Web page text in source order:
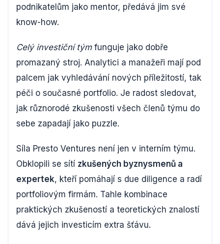
podnikatelům jako mentor, předává jim své
know-how.
Celý investiční týmfunguje jako dobře
promazaný stroj. Analytici a manažeři mají pod
palcem jak vyhledávání nových příležitostí, tak
péči o současné portfolio. Je radost sledovat,
jak různorodé zkušenosti všech členů týmu do
sebe zapadají jako puzzle.
Síla Presto Ventures není jen v interním týmu.
Obklopili se sítí zkušených byznysmenů a
expertek, kteří pomáhají s due diligence a radí
portfoliovým firmám. Tahle kombinace
praktických zkušeností a teoretických znalostí
dává jejich investicím extra šťávu.